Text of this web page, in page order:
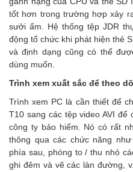
tốt hơn trong trường hợp xảy
sưởi ấm. Hệ thống tệp JDR
động tổ chức khi phát hiện thẻ
và định dạng cũng có thể
dùng muốn.
Trình xem xuất sắc để theo
Trình xem PC là cần thiết để
T10 sang các tệp video AVI
công ty bảo hiểm. Nó có rất
thông qua các chức năng
phía sau, phóng to / thu nhỏ
ghi đêm và vẽ các làn đường,